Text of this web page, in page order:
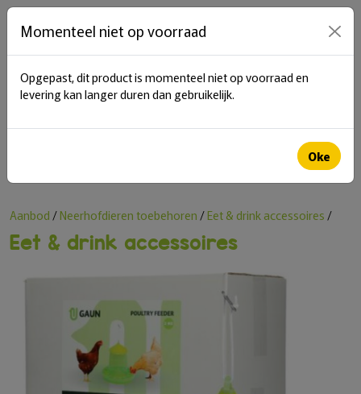
menu
Eet & drink accessoires
Aanbod /Neerhofdieren toebehoren /Eet & drink accessoires /
Momenteel niet op voorraad
Opgepast, dit product is momenteel niet op voorraad en
levering kan langer duren dan gebruikelijk.
Oke